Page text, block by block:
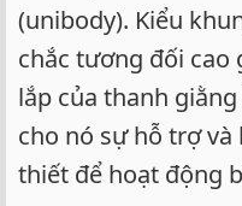
(unibody). Kiểu
chắc tương đối cao
lắp của thanh
cho nó sự hỗ trợ
thiết để hoạt động